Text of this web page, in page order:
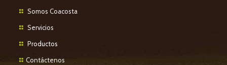
Somos Coacosta
Servicios
Productos
Contáctenos